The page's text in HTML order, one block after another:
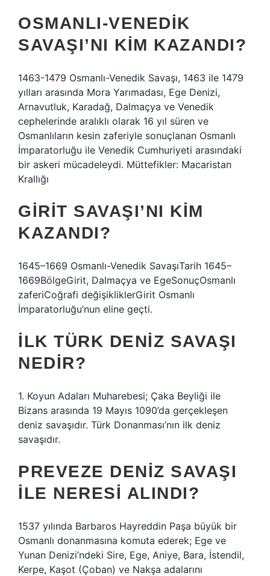
OSMANLI-VENEDIK
SAVAŞI’NI KIM KAZANDI?
1463-1479 Osmanlı-Venedik Savaşı, 1463 ile 1479
yılları arasında Mora Yarımadası, Ege Denizi,
Arnavutluk, Karadağ, Dalmaçya ve Venedik
cephelerinde aralıklı olarak 16 yıl süren ve
Osmanlıların kesin zaferiyle sonuçlanan Osmanlı
İmparatorluğu ile Venedik Cumhuriyeti arasındaki
bir askeri mücadeleydi. Müttefikler: Macaristan
Krallığı
GIRIT SAVAŞI’NI KIM
KAZANDI?
1645–1669 Osmanlı-Venedik SavaşıTarih 1645–
1669BölgeGirit, Dalmaçya ve EgeSonuçOsmanlı
zaferiCoğrafi değişikliklerGirit Osmanlı
İmparatorluğu’nun eline geçti.
İLK TÜRK DENIZ SAVAŞI
NEDIR?
1. Koyun Adaları Muharebesi; Çaka Beyliği ile
Bizans arasında 19 Mayıs 1090’da gerçekleşen
deniz savaşıdır. Türk Donanması’nın ilk deniz
savaşıdır.
PREVEZE DENIZ SAVAŞI
ILE NERESI ALINDI?
1537 yılında Barbaros Hayreddin Paşa büyük bir
Osmanlı donanmasına komuta ederek; Ege ve
Yunan Denizi’ndeki Sire, Ege, Aniye, Bara, İstendil,
Kerpe, Kaşot (Çoban) ve Nakşa adalarını